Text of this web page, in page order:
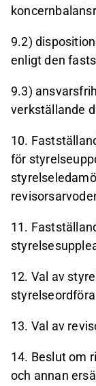
9.2)
enligt den
9.3)
verkställande
10.
för
11.
12. Val av
13. Val av
14. Beslut om
och annan